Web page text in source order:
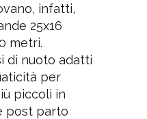
infatti,
25x16
metri.
di nuoto adatti
per
piccoli in
post parto